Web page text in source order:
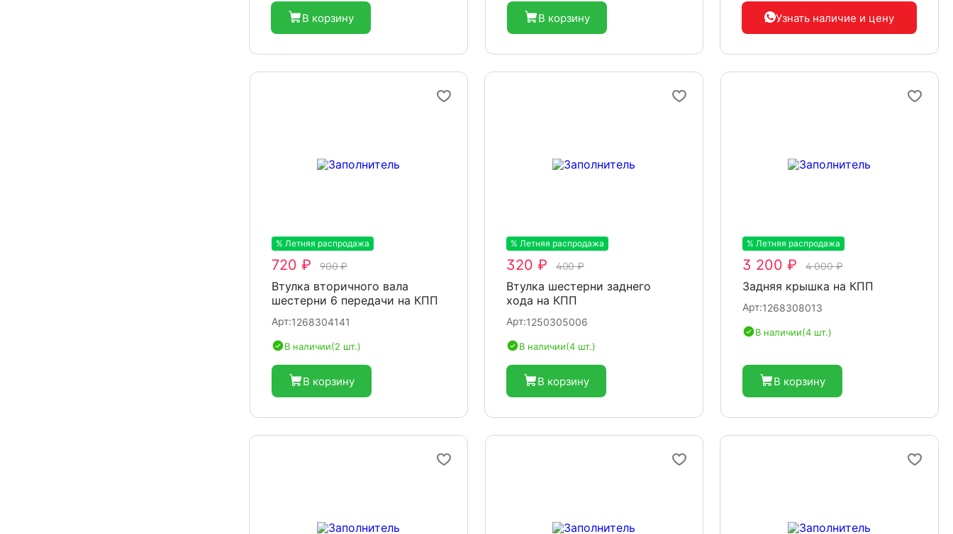
В корзину В корзину Узнать наличие и цену
% Летняя распродажа
720 ₽ 900 ₽
Втулка вторичного вала
шестерни 6 передачи на КПП
Арт:1268304141
В наличии(2 шт.)
В корзину
% Летняя распродажа
320 ₽ 400 ₽
Втулка шестерни заднего
хода на КПП
Арт:1250305006
В наличии(4 шт.)
В корзину
% Летняя распродажа
3 200 ₽ 4 000 ₽
Задняя крышка на КПП
Арт:1268308013
В наличии(4 шт.)
В корзину